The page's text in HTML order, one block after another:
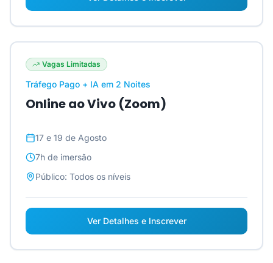
Vagas Limitadas
Tráfego Pago + IA em 2 Noites
Online ao Vivo (Zoom)
17 e 19 de Agosto
7h de imersão
Público: Todos os níveis
Ver Detalhes e Inscrever